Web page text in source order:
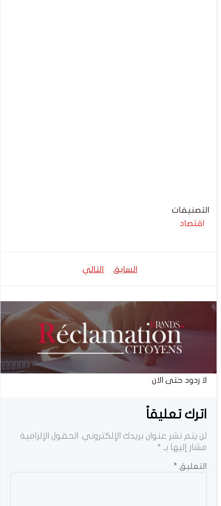
التصنيفات
اقتصاد
السابق
تصفّح
التالي
لا ردود حتى الان
اترك تعليقاً
لن يتم نشر عنوان بريدك الإلكتروني. الحقول الإلزامية
مشار إليها بـ *
التعليق *